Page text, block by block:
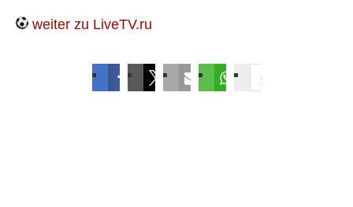
weiter zu LiveTV.ru